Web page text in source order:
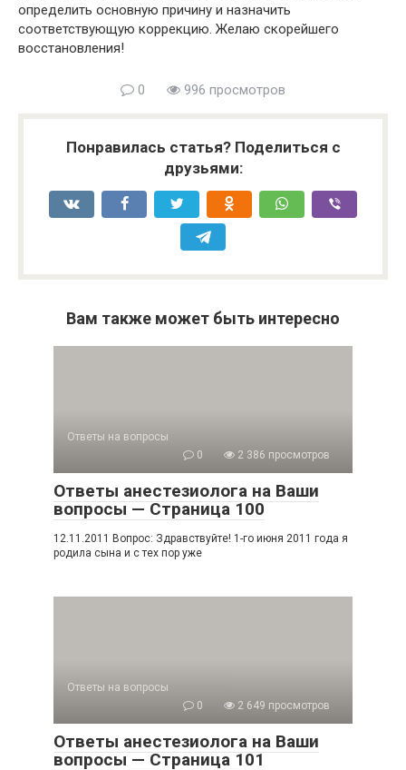
определить основную причину и назначить
соответствующую коррекцию. Желаю скорейшего
восстановления!
0 996 просмотров
Понравилась статья? Поделиться с
друзьями:
Вам также может быть интересно
Ответы на вопросы
0
2 386 просмотров
Ответы анестезиолога на Ваши
вопросы — Страница 100
12.11.2011 Вопрос: Здравствуйте! 1-го июня 2011 года я
родила сына и с тех пор уже
Ответы на вопросы
0
2 649 просмотров
Ответы анестезиолога на Ваши
вопросы — Страница 101